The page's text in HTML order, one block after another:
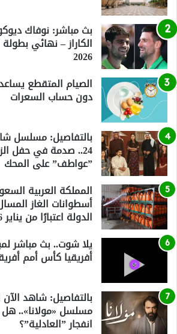
بث مباشر: نوفاك
الكاراز – نهائي
2026
الصيام المتقطع
دون حساب السعرات
24.. صدمة في حفل
”عواطف” على المحك
المملكة العربية
أسطوانات الغاز
الدولة اعتبارًا من يناير 2026
يلا شوت.. بث مباشر
أفريقيا كأس أمم أفريقيا
مسلسل «مولانا»..
انفجار ”العادلية”؟